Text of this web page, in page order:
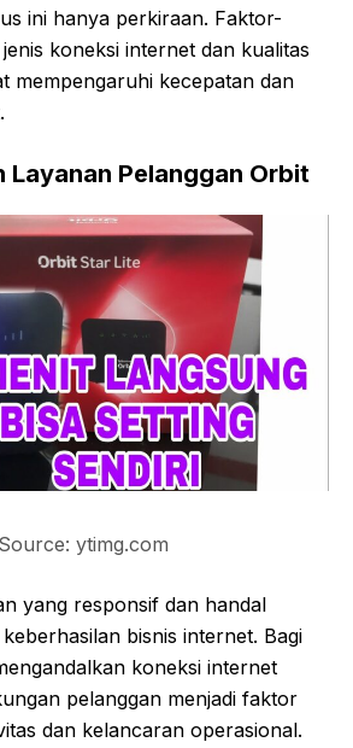
ini hanya perkiraan. Faktor-
koneksi internet dan kualitas
mempengaruhi kecepatan dan
Layanan Pelanggan Orbit
Source: ytimg.com
yang responsif dan handal
bisnis internet. Bagi
koneksi internet
pelanggan menjadi faktor
dan kelancaran operasional.